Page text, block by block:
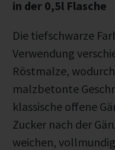
in der 0,5l Flasche
Die tiefschwarze
Verwendung
Röstmalze,
malzbetonte
klassische offene
Zucker nach der
weichen,